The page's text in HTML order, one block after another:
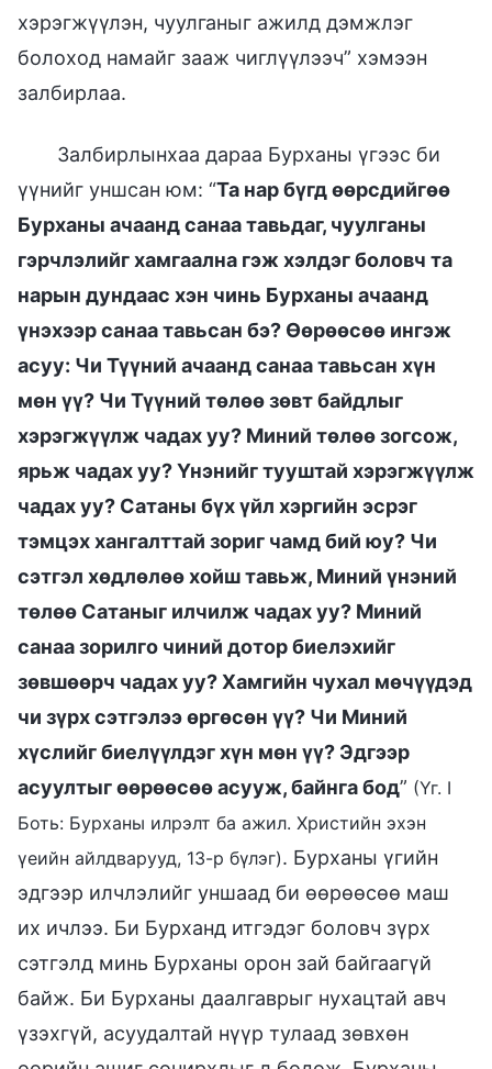
хэрэгжүүлэн, чуулганыг ажилд дэмжлэг
болоход намайг зааж чиглүүлээч” хэмээн
залбирлаа.
Залбирлынхаа дараа Бурханы үгээс би
үүнийг уншсан юм: “Та нар бүгд өөрсдийгөө
Бурханы ачаанд санаа тавьдаг, чуулганы
гэрчлэлийг хамгаална гэж хэлдэг боловч та
нарын дундаас хэн чинь Бурханы ачаанд
үнэхээр санаа тавьсан бэ? Өөрөөсөө ингэж
асуу: Чи Түүний ачаанд санаа тавьсан хүн
мөн үү? Чи Түүний төлөө зөвт байдлыг
хэрэгжүүлж чадах уу? Миний төлөө зогсож,
ярьж чадах уу? Үнэнийг тууштай хэрэгжүүлж
чадах уу? Сатаны бүх үйл хэргийн эсрэг
тэмцэх хангалттай зориг чамд бий юу? Чи
сэтгэл хөдлөлөө хойш тавьж, Миний үнэний
төлөө Сатаныг илчилж чадах уу? Миний
санаа зорилго чиний дотор биелэхийг
зөвшөөрч чадах уу? Хамгийн чухал мөчүүдэд
чи зүрх сэтгэлээ өргөсөн үү? Чи Миний
хүслийг биелүүлдэг хүн мөн үү? Эдгээр
асуултыг өөрөөсөө асууж, байнга бод” (Үг. I
Боть: Бурханы илрэлт ба ажил. Христийн эхэн
үеийн айлдварууд, 13-р бүлэг). Бурханы үгийн
эдгээр илчлэлийг уншаад би өөрөөсөө маш
их ичлээ. Би Бурханд итгэдэг боловч зүрх
сэтгэлд минь Бурханы орон зай байгаагүй
байж. Би Бурханы даалгаврыг нухацтай авч
үзэхгүй, асуудалтай нүүр тулаад зөвхөн